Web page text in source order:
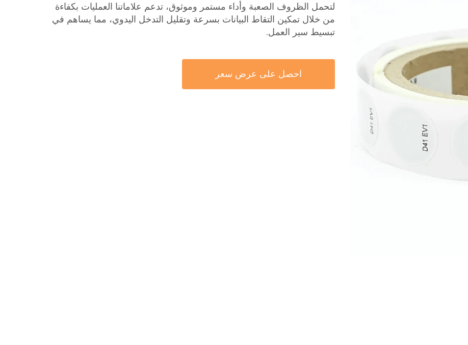
لتحمل الظروف الصعبة وأداء مستمر وموثوق، تدعم علاماتنا العمليات بكفاءة
من خلال تمكين التقاط البيانات بسرعة وتقليل التدخل اليدوي، مما يساهم في
تبسيط سير العمل.
احصل على عرض سعر